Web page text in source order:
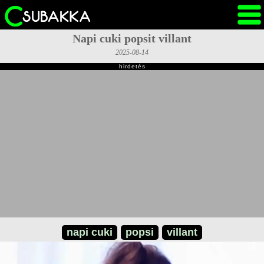
Napi cuki popsit villant
2025-08-14
hirdetés
napi cuki popsi villant